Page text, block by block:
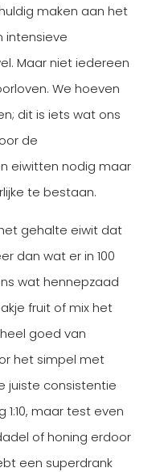
maken aan het
intensieve
Maar niet iedereen
We hoeven
dit is iets wat ons
de
eiwitten nodig maar
te bestaan.
gehalte eiwit dat
dan wat er in 100
wat hennepzaad
fruit of mix het
goed van
het simpel met
juiste consistentie
1:10, maar test even
of honing erdoor
een superdrank